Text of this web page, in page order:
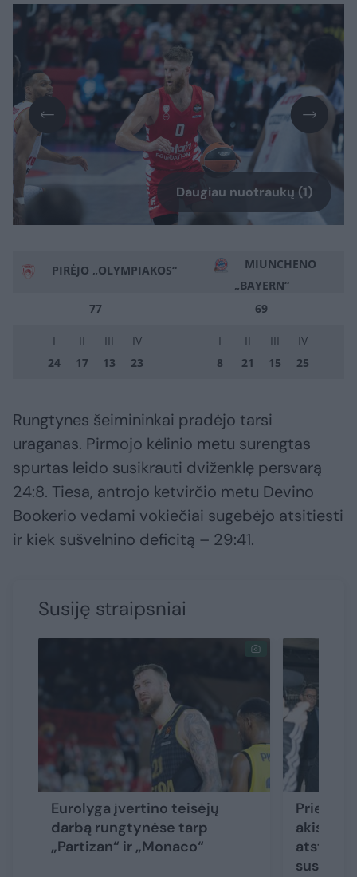
Daugiau nuotraukų (1)
PIRĖJO „OLYMPIAKOS“
MIUNCHENO
„BAYERN“
77
69
I II III
IV
24
17 13 23
I II III
IV
8
21 15 25
Rungtynes šeimininkai pradėjo tarsi
uraganas. Pirmojo kėlinio metu surengtas
spurtas leido susikrauti dviženklę persvarą
24:8. Tiesa, antrojo ketvirčio metu Devino
Bookerio vedami vokiečiai sugebėjo atsitiesti
ir kiek sušvelnino deficitą – 29:41.
Susiję straipsniai
Eurolyga įvertino teisėjų
darbą rungtynėse tarp
„Partizan“ ir „Monaco“
Prieš
akistatą
atstovų